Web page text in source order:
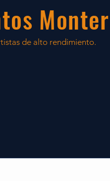
de alto rendimiento.